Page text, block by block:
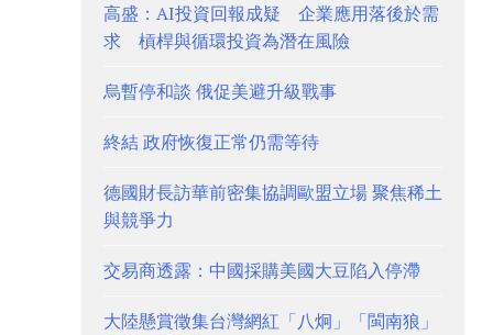
高盛：AI投資回報成疑 企業應用落後於需
求 槓桿與循環投資為潛在風險
烏暫停和談 俄促美避升級戰事
終結 政府恢復正常仍需等待
德國財長訪華前密集協調歐盟立場 聚焦稀土
與競爭力
交易商透露：中國採購美國大豆陷入停滯
大陸懸賞徵集台灣網紅「八炯」「閩南狼」